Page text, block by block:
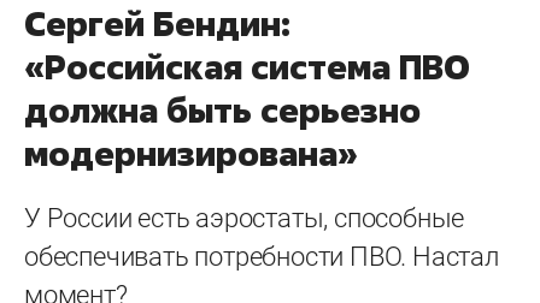
Сергей Бендин:
«Российская система ПВО
должна быть серьезно
модернизирована»
У России есть аэростаты, способные
обеспечивать потребности ПВО. Настал
момент?